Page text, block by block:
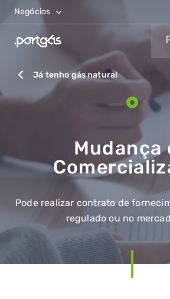
Negócios
Já tenho gás natural
Mudança
Pode realizar contrato de
regulado ou no